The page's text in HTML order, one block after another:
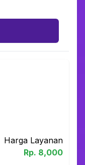
Harga Layanan
Rp. 8,000